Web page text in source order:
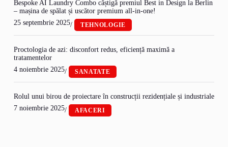
Bespoke AI Laundry Combo câștigă premiul Best in Design la Berlin
– mașina de spălat și uscător premium all-in-one!
25 septembrie 2025/ TEHNOLOGIE
Proctologia de azi: disconfort redus, eficiență maximă a
tratamentelor
4 noiembrie 2025/ SANATATE
Rolul unui birou de proiectare în construcții rezidențiale și industriale
7 noiembrie 2025/ AFACERI